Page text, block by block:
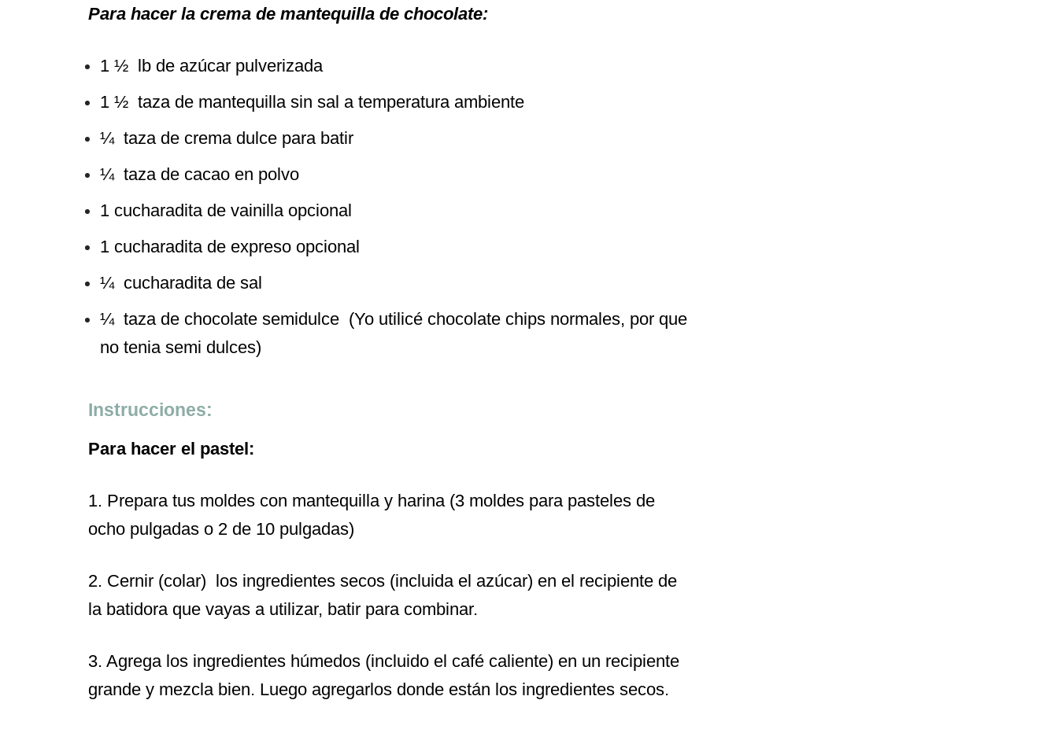
Para hacer la crema de mantequilla de chocolate:
1 ½ lb de azúcar pulverizada
1 ½ taza de mantequilla sin sal a temperatura ambiente
¼ taza de crema dulce para batir
¼ taza de cacao en polvo
1 cucharadita de vainilla opcional
1 cucharadita de expreso opcional
¼ cucharadita de sal
¼ taza de chocolate semidulce (Yo utilicé chocolate chips normales, por que
no tenia semi dulces)
Instrucciones:
Para hacer el pastel:
1. Prepara tus moldes con mantequilla y harina (3 moldes para pasteles de
ocho pulgadas o 2 de 10 pulgadas)
2. Cernir (colar) los ingredientes secos (incluida el azúcar) en el recipiente de
la batidora que vayas a utilizar, batir para combinar.
3. Agrega los ingredientes húmedos (incluido el café caliente) en un recipiente
grande y mezcla bien. Luego agregarlos donde están los ingredientes secos.